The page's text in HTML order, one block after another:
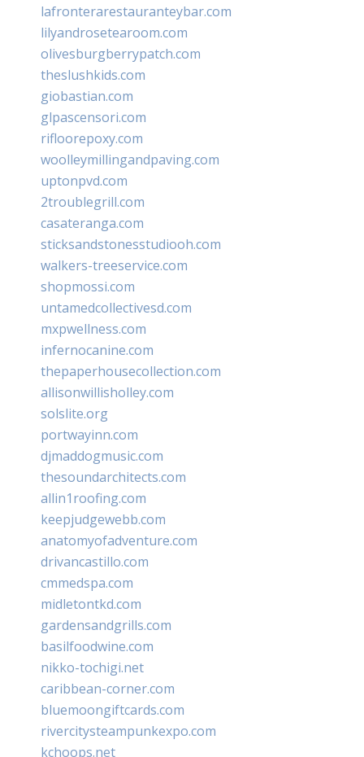
lafronterarestauranteybar.com
lilyandrosetearoom.com
olivesburgberrypatch.com
theslushkids.com
giobastian.com
glpascensori.com
rifloorepoxy.com
woolleymillingandpaving.com
uptonpvd.com
2troublegrill.com
casateranga.com
sticksandstonesstudiooh.com
walkers-treeservice.com
shopmossi.com
untamedcollectivesd.com
mxpwellness.com
infernocanine.com
thepaperhousecollection.com
allisonwillisholley.com
solslite.org
portwayinn.com
djmaddogmusic.com
thesoundarchitects.com
allin1roofing.com
keepjudgewebb.com
anatomyofadventure.com
drivancastillo.com
cmmedspa.com
midletontkd.com
gardensandgrills.com
basilfoodwine.com
nikko-tochigi.net
caribbean-corner.com
bluemoongiftcards.com
rivercitysteampunkexpo.com
kchoops.net